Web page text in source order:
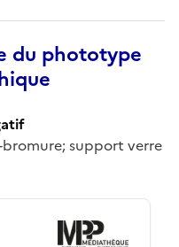
du phototype
support verre